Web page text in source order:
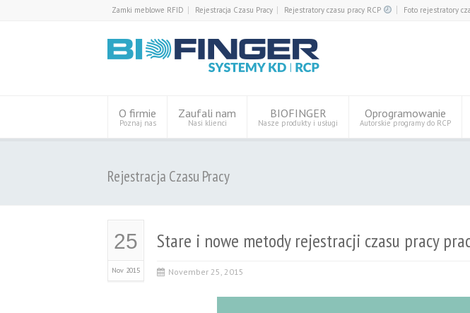
Zamki meblowe RFID Rejestracja Czasu Pracy Rejestratory czasu pracy RCP Foto rejestratory
O firmie
Poznaj nas
Zaufali nam
Nasi klienci
BIOFINGER
Nasze produkty i usługi
Oprogramowanie
Autorskie programy do RCP
Rejestracja Czasu Pracy
25
Nov 2015
Stare i nowe metody rejestracji czasu pracy
November 25, 2015